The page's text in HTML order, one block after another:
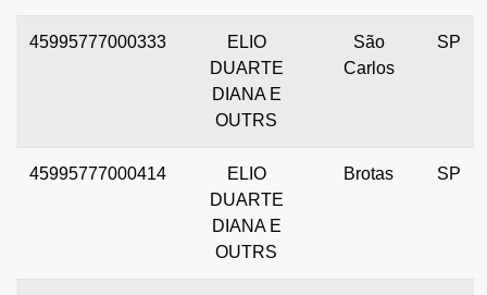
45995777000333
ELIO
DUARTE
DIANA E
OUTRS
São
Carlos
SP
45995777000414
ELIO
DUARTE
DIANA E
OUTRS
Brotas SP